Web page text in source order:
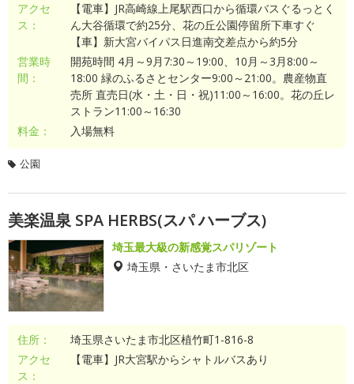
アクセ
ス：
【電車】JR高崎線上尾駅西口から循環バスぐるっとく
ん大谷循環で約25分、花の丘公園停留所下車すぐ
【車】新大宮バイパス日進南交差点から約5分
営業時
間：
開苑時間 4月～9月7:30～19:00、10月～3月8:00～
18:00 緑のふるさとセンター9:00～21:00。農産物直
売所 直売日(水・土・日・祝)11:00～16:00。花の丘レ
ストラン11:00～16:30
料金：
入場無料
公園
美楽温泉 SPA HERBS(スパ ハーブス)
埼玉最大級の新感覚スパリゾート
埼玉県・さいたま市北区
住所：
埼玉県さいたま市北区植竹町1-816-8
アクセ
ス：
【電車】JR大宮駅からシャトルバスあり